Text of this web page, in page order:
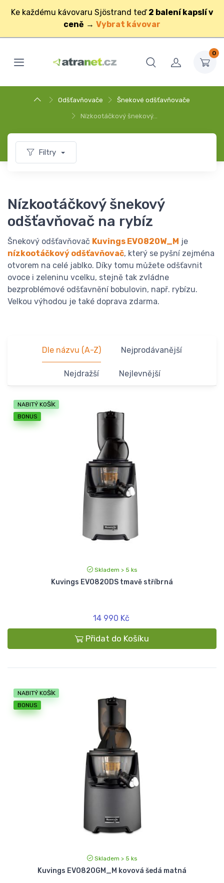
Ke každému kávovaru Sjöstrand teď 2 balení kapslí v
ceně → Vybrat kávovar
0
Odšťavňovače Šnekové odšťavňovače
Nízkootáčkový šnekový…
Filtry
Nízkootáčkový šnekový
odšťavňovač na rybíz
Šnekový odšťavňovač Kuvings EVO820W_M je
nízkootáčkový odšťavňovač, který se pyšní zejména
otvorem na celé jablko. Díky tomu můžete odšťavnit
ovoce i zeleninu vcelku, stejně tak zvládne
bezproblémové odšťavnění bobulovin, např. rybízu.
Velkou výhodou je také doprava zdarma.
Dle názvu (A-Z) Nejprodávanější
Nejdražší Nejlevnější
NABITÝ KOŠÍK
BONUS
Skladem > 5 ks
Kuvings EVO820DS tmavě stříbrná
14 990 Kč
Přidat do Košíku
NABITÝ KOŠÍK
BONUS
Skladem > 5 ks
Kuvings EVO820GM_M kovová šedá matná